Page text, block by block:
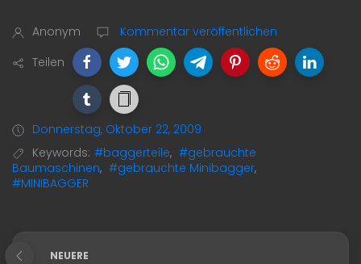
Anonym
Kommentar veröffentlichen
Teilen
Donnerstag, Oktober 22, 2009
Keywords: #baggerteile, #gebrauchte
Baumaschinen, #gebrauchte Minibagger,
#MINIBAGGER
NEUERE